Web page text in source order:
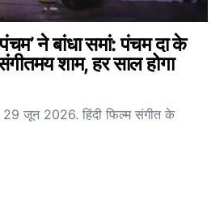
ने बांधा समां: पंचम दा के
शाम, हर साल होगा
29 जून 2026. हिंदी फिल्म संगीत के